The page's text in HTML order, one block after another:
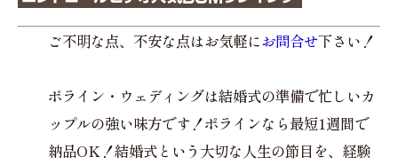
ご不明な点、不安な点はお気軽にお問合せ下さい！
ポライン・ウェディングは結婚式の準備で忙しいカ
ップルの強い味方です！ポラインなら最短1週間で
納品OK！結婚式という大切な人生の節目を、経験